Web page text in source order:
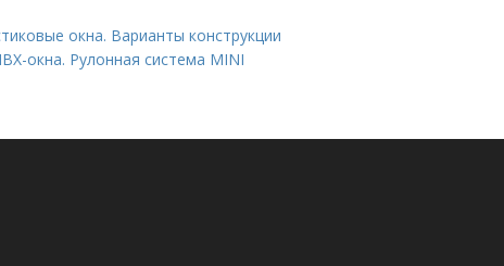
окна. Варианты конструкции
окна. Рулонная система MINI